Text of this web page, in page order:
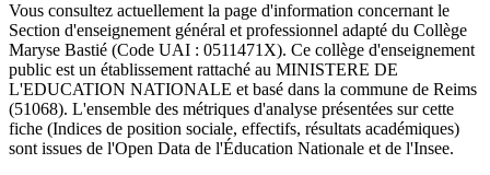
Vous consultez actuellement la page d'information concernant le
Section d'enseignement général et professionnel adapté du Collège
Maryse Bastié (Code UAI : 0511471X). Ce collège d'enseignement
public est un établissement rattaché au MINISTERE DE
L'EDUCATION NATIONALE et basé dans la commune de Reims
(51068). L'ensemble des métriques d'analyse présentées sur cette
fiche (Indices de position sociale, effectifs, résultats académiques)
sont issues de l'Open Data de l'Éducation Nationale et de l'Insee.